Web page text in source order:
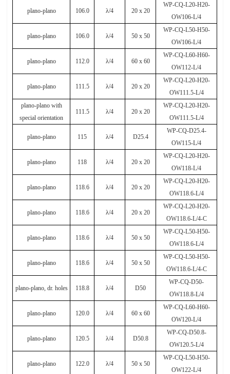
plano-plano 106.0 λ/4 20 x 20
WP-CQ-L20-H20-
OW106-L/4
plano-plano 106.0 λ/4 50 x 50
WP-CQ-L50-H50-
OW106-L/4
plano-plano 112.0 λ/4 60 x 60
WP-CQ-L60-H60-
OW112-L/4
plano-plano 111.5 λ/4 20 x 20
WP-CQ-L20-H20-
OW111.5-L/4
plano-plano with
special orientation
111.5 λ/4 20 x 20
WP-CQ-L20-H20-
OW111.5-L/4
plano-plano 115 λ/4 D25.4
WP-CQ-D25.4-
OW115-L/4
plano-plano 118 λ/4 20 x 20
WP-CQ-L20-H20-
OW118-L/4
plano-plano 118.6 λ/4 20 x 20
WP-CQ-L20-H20-
OW118.6-L/4
plano-plano 118.6 λ/4 20 x 20
WP-CQ-L20-H20-
OW118.6-L/4-C
plano-plano 118.6 λ/4 50 x 50
WP-CQ-L50-H50-
OW118.6-L/4
plano-plano 118.6 λ/4 50 x 50
WP-CQ-L50-H50-
OW118.6-L/4-C
plano-plano, dr. holes 118.8 λ/4 D50
WP-CQ-D50-
OW118.8-L/4
plano-plano 120.0 λ/4 60 x 60
WP-CQ-L60-H60-
OW120-L/4
plano-plano 120.5 λ/4 D50.8
WP-CQ-D50.8-
OW120.5-L/4
plano-plano 122.0 λ/4 50 x 50
WP-CQ-L50-H50-
OW122-L/4